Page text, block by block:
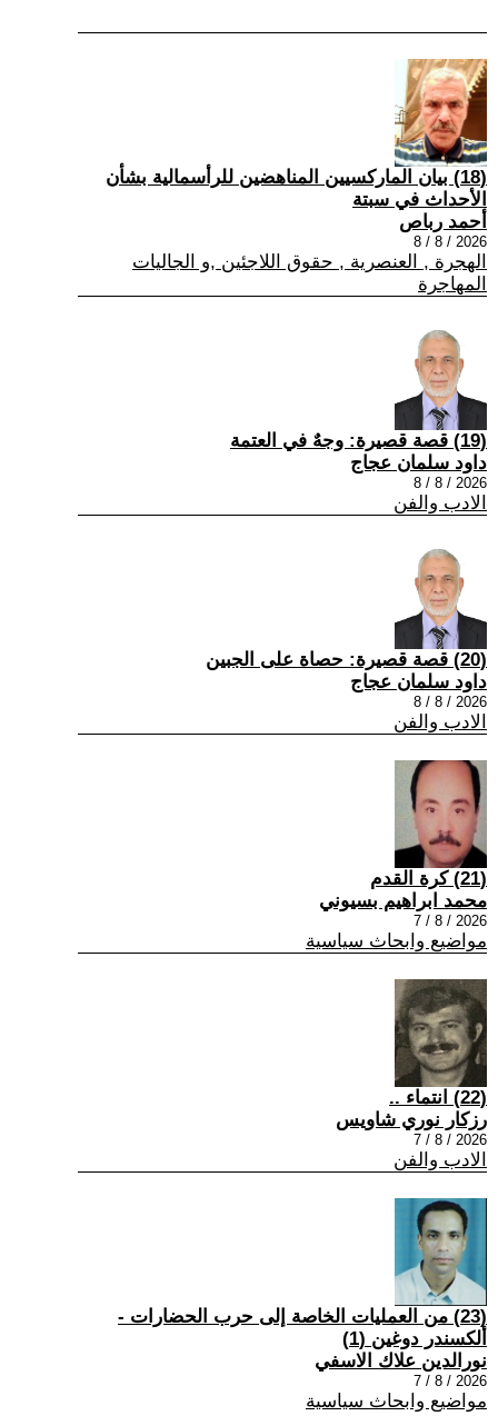
(18) بيان الماركسيين المناهضين للرأسمالية بشأن
الأحداث في سبتة
أحمد رباص
2026 / 8 / 8
الهجرة , العنصرية , حقوق اللاجئين ,و الجاليات
المهاجرة
(19) قصة قصيرة: وجهٌ في العتمة
داود سلمان عجاج
2026 / 8 / 8
الادب والفن
(20) قصة قصيرة: حصاة على الجبين
داود سلمان عجاج
2026 / 8 / 8
الادب والفن
(21) كرة القدم
محمد ابراهيم بسيوني
2026 / 8 / 7
مواضيع وابحاث سياسية
(22) انتماء ..
رزكار نوري شاويس
2026 / 8 / 7
الادب والفن
(23) من العمليات الخاصة إلى حرب الحضارات -
ألكسندر دوغين (1)
نورالدين علاك الاسفي
2026 / 8 / 7
مواضيع وابحاث سياسية